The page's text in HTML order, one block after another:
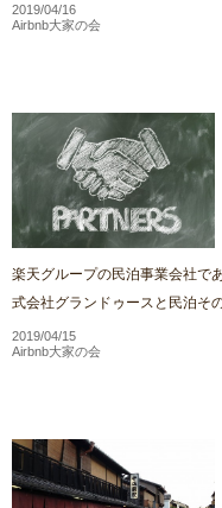
2019/04/16
Airbnb大家の会
楽天グループの民泊事業会社で
式会社グランドゥースと民泊そ
2019/04/15
Airbnb大家の会